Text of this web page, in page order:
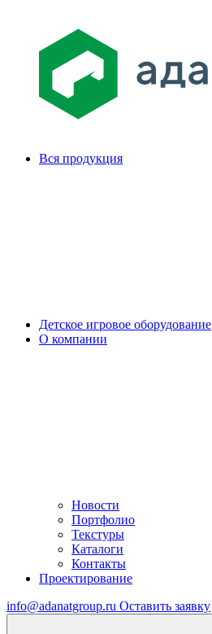
Вся продукция
Детское игровое оборудование
О компании
Новости
Портфолио
Текстуры
Каталоги
Контакты
Проектирование
info@adanatgroup.ru Оставить заявку